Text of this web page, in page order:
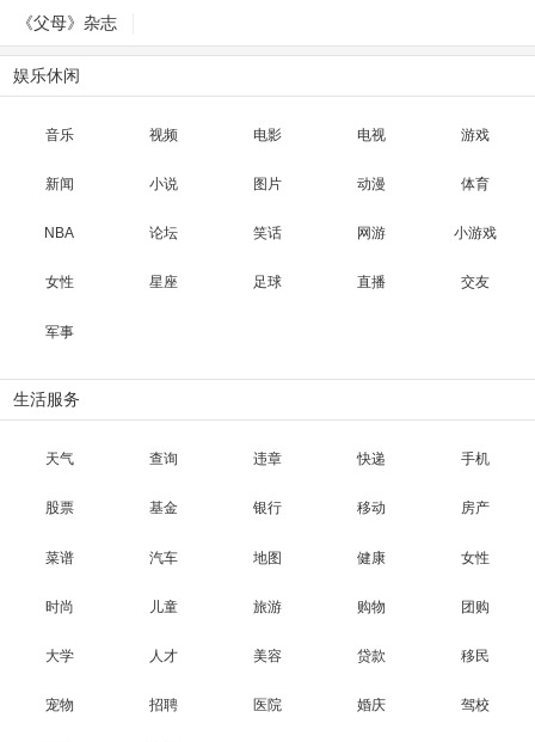
《父母》杂志
娱乐休闲
音乐 视频 电影 电视 游戏
新闻 小说 图片 动漫 体育
NBA 论坛 笑话 网游 小游戏
女性 星座 足球 直播 交友
军事
生活服务
天气 查询 违章 快递 手机
股票 基金 银行 移动 房产
菜谱 汽车 地图 健康 女性
时尚 儿童 旅游 购物 团购
大学 人才 美容 贷款 移民
宠物 招聘 医院 婚庆 驾校